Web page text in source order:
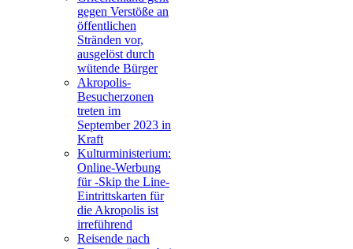
gegen Verstöße an
öffentlichen
Stränden vor,
ausgelöst durch
wütende Bürger
Akropolis-
Besucherzonen
treten im
September 2023 in
Kraft
Kulturministerium:
Online-Werbung
für -Skip the Line-
Eintrittskarten für
die Akropolis ist
irreführend
Reisende nach